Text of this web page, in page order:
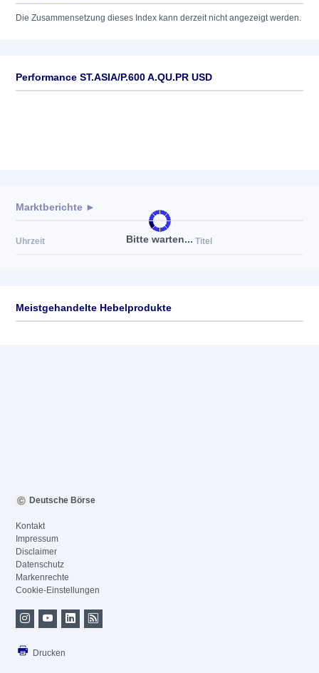
Die Zusammensetzung dieses Index kann derzeit nicht angezeigt werden.
Performance ST.ASIA/P.600 A.QU.PR USD
Bitte warten...
Marktberichte ►
Uhrzeit Titel
Meistgehandelte Hebelprodukte
Deutsche Börse
Kontakt
Impressum
Disclaimer
Datenschutz
Markenrechte
Cookie-Einstellungen
Drucken